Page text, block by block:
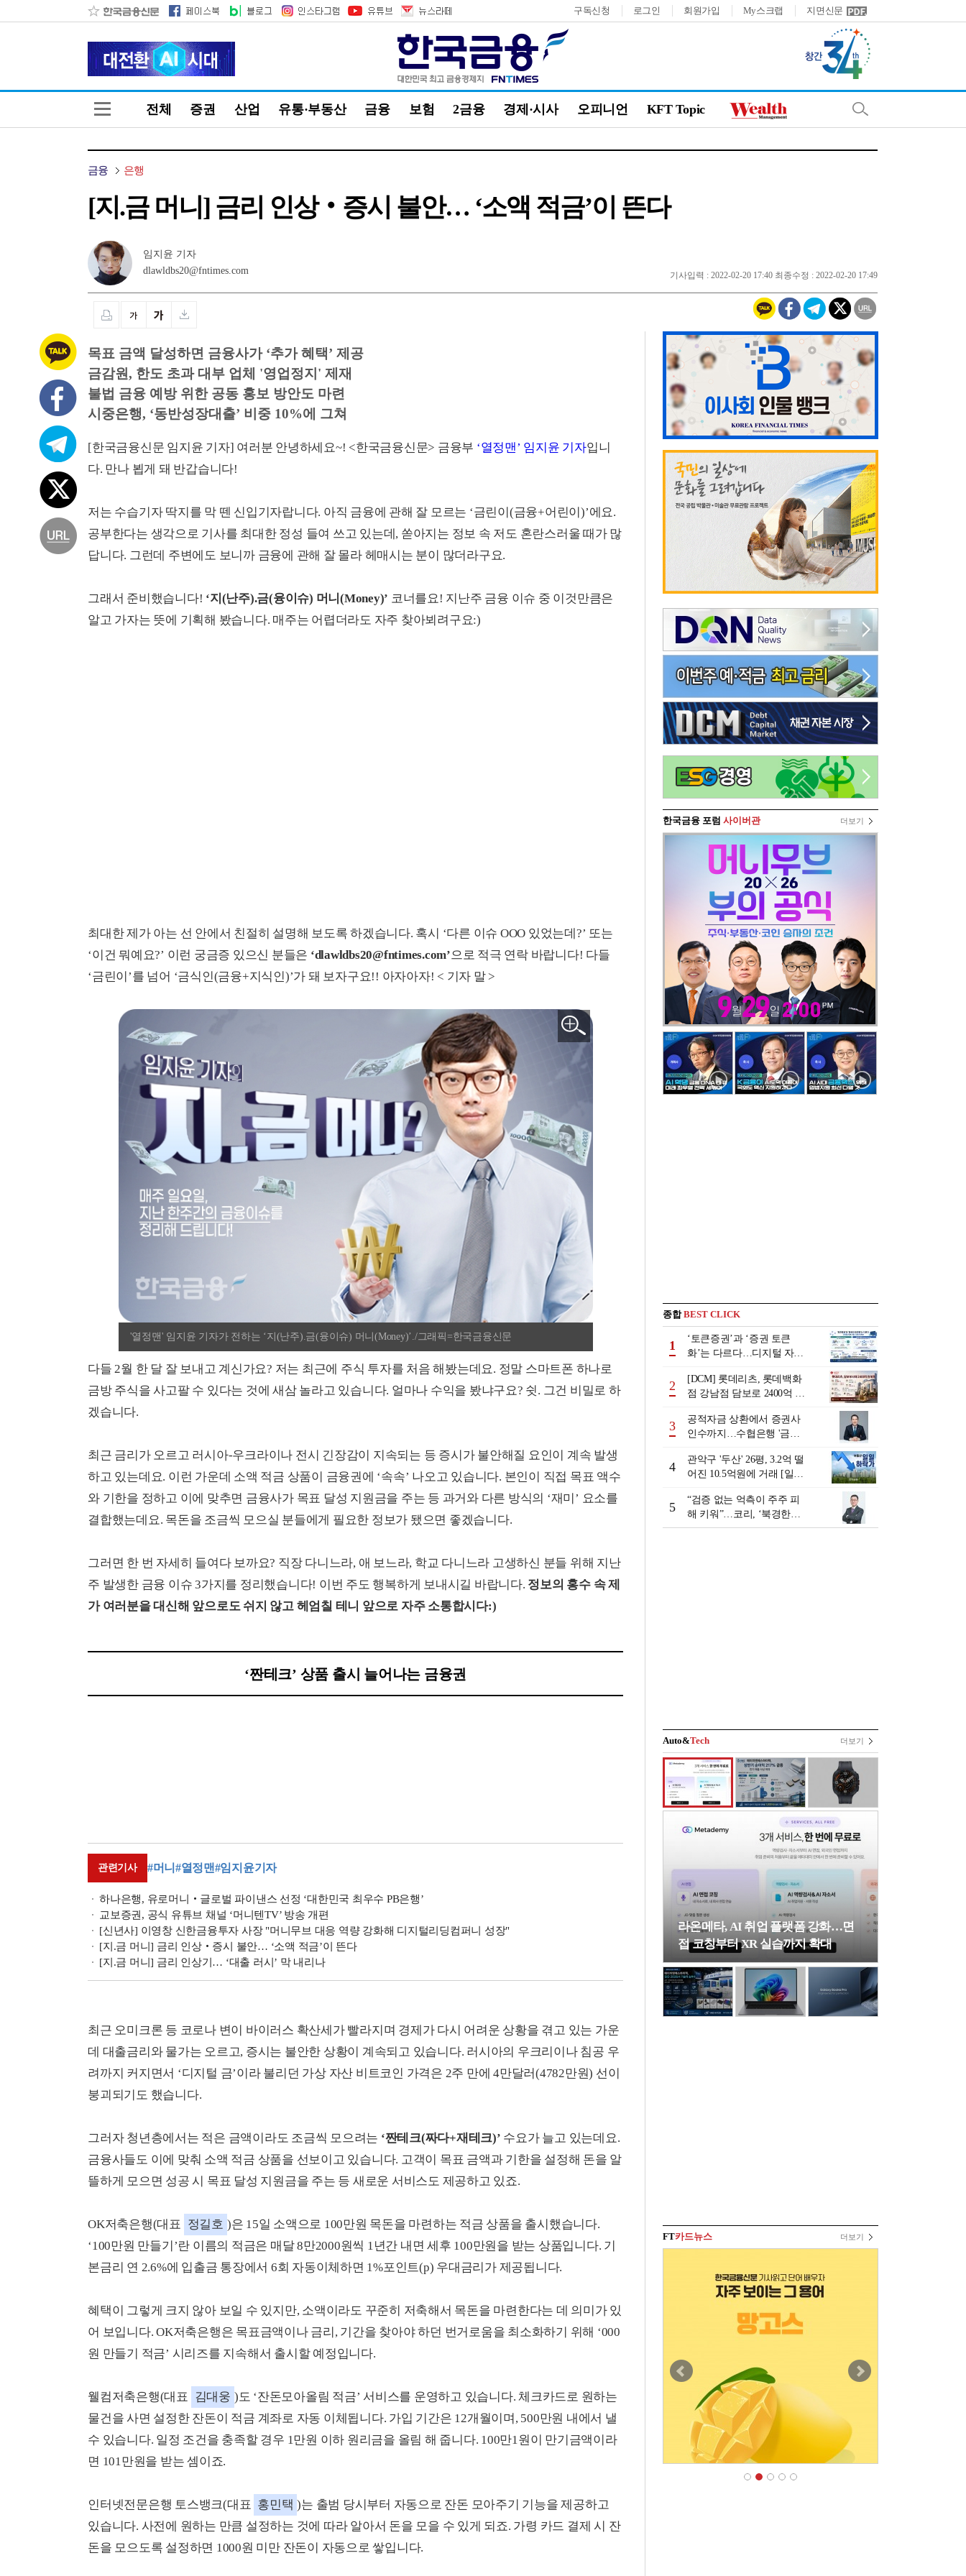
구독신청 로그인 회원가입 My스크랩 지면신문
전체 증권 산업 유통·부동산 금융 보험 2금융 경제·시사 오피니언 KFT Topic
금융 은행
[지.금 머니] 금리 인상‧증시 불안… ‘소액 적금’이 뜬다
임지윤 기자
dlawldbs20@fntimes.com
기사입력 : 2022-02-20 17:40 최종수정 : 2022-02-20 17:49
목표 금액 달성하면 금융사가 ‘추가 혜택’ 제공
금감원, 한도 초과 대부 업체 '영업정지' 제재
불법 금융 예방 위한 공동 홍보 방안도 마련
시중은행, ‘동반성장대출’ 비중 10%에 그쳐
[한국금융신문 임지윤 기자] 여러분 안녕하세요~! <한국금융신문> 금융부 ‘열정맨’ 임지윤 기자입니
다. 만나 뵙게 돼 반갑습니다!
저는 수습기자 딱지를 막 뗀 신입기자랍니다. 아직 금융에 관해 잘 모르는 ‘금린이(금융+어린이)’에요.
공부한다는 생각으로 기사를 최대한 정성 들여 쓰고 있는데, 쏟아지는 정보 속 저도 혼란스러울 때가 많
답니다. 그런데 주변에도 보니까 금융에 관해 잘 몰라 헤매시는 분이 많더라구요.
그래서 준비했습니다! ‘지(난주).금(융이슈) 머니(Money)’ 코너를요! 지난주 금융 이슈 중 이것만큼은
알고 가자는 뜻에 기획해 봤습니다. 매주는 어렵더라도 자주 찾아뵈려구요:)
최대한 제가 아는 선 안에서 친절히 설명해 보도록 하겠습니다. 혹시 ‘다른 이슈 OOO 있었는데?’ 또는
‘이건 뭐예요?’ 이런 궁금증 있으신 분들은 ‘dlawldbs20@fntimes.com’으로 적극 연락 바랍니다! 다들
‘금린이’를 넘어 ‘금식인(금융+지식인)’가 돼 보자구요!! 아자아자! < 기자 말 >
'열정맨' 임지윤 기자가 전하는 ‘지(난주).금(융이슈) 머니(Money)’./그래픽=한국금융신문
다들 2월 한 달 잘 보내고 계신가요? 저는 최근에 주식 투자를 처음 해봤는데요. 정말 스마트폰 하나로
금방 주식을 사고팔 수 있다는 것에 새삼 놀라고 있습니다. 얼마나 수익을 봤냐구요? 쉿. 그건 비밀로 하
겠습니다.
최근 금리가 오르고 러시아-우크라이나 전시 긴장감이 지속되는 등 증시가 불안해질 요인이 계속 발생
하고 있는데요. 이런 가운데 소액 적금 상품이 금융권에 ‘속속’ 나오고 있습니다. 본인이 직접 목표 액수
와 기한을 정하고 이에 맞추면 금융사가 목표 달성 지원금을 주는 등 과거와 다른 방식의 ‘재미’ 요소를
결합했는데요. 목돈을 조금씩 모으실 분들에게 필요한 정보가 됐으면 좋겠습니다.
그러면 한 번 자세히 들여다 보까요? 직장 다니느라, 애 보느라, 학교 다니느라 고생하신 분들 위해 지난
주 발생한 금융 이슈 3가지를 정리했습니다! 이번 주도 행복하게 보내시길 바랍니다. 정보의 홍수 속 제
가 여러분을 대신해 앞으로도 쉬지 않고 헤엄칠 테니 앞으로 자주 소통합시다:)
‘짠테크’ 상품 출시 늘어나는 금융권
관련기사 #머니 #열정맨#임지윤기자
하나은행, 유로머니‧글로벌 파이낸스 선정 ‘대한민국 최우수 PB은행’
교보증권, 공식 유튜브 채널 ‘머니텐TV’ 방송 개편
[신년사] 이영창 신한금융투자 사장 "머니무브 대응 역량 강화해 디지털리딩컴퍼니 성장"
[지.금 머니] 금리 인상‧증시 불안… ‘소액 적금’이 뜬다
[지.금 머니] 금리 인상기… ‘대출 러시’ 막 내리나
최근 오미크론 등 코로나 변이 바이러스 확산세가 빨라지며 경제가 다시 어려운 상황을 겪고 있는 가운
데 대출금리와 물가는 오르고, 증시는 불안한 상황이 계속되고 있습니다. 러시아의 우크리이나 침공 우
려까지 커지면서 ‘디지털 금’이라 불리던 가상 자산 비트코인 가격은 2주 만에 4만달러(4782만원) 선이
붕괴되기도 했습니다.
그러자 청년층에서는 적은 금액이라도 조금씩 모으려는 ‘짠테크(짜다+재테크)’ 수요가 늘고 있는데요.
금융사들도 이에 맞춰 소액 적금 상품을 선보이고 있습니다. 고객이 목표 금액과 기한을 설정해 돈을 알
뜰하게 모으면 성공 시 목표 달성 지원금을 주는 등 새로운 서비스도 제공하고 있죠.
OK저축은행(대표 정길호 )은 15일 소액으로 100만원 목돈을 마련하는 적금 상품을 출시했습니다.
‘100만원 만들기’란 이름의 적금은 매달 8만2000원씩 1년간 내면 세후 100만원을 받는 상품입니다. 기
본금리 연 2.6%에 입출금 통장에서 6회 자동이체하면 1%포인트(p) 우대금리가 제공됩니다.
혜택이 그렇게 크지 않아 보일 수 있지만, 소액이라도 꾸준히 저축해서 목돈을 마련한다는 데 의미가 있
어 보입니다. OK저축은행은 목표금액이나 금리, 기간을 찾아야 하던 번거로움을 최소화하기 위해 ‘000
원 만들기 적금’ 시리즈를 지속해서 출시할 예정입니다.
웰컴저축은행(대표 김대웅 )도 ‘잔돈모아올림 적금’ 서비스를 운영하고 있습니다. 체크카드로 원하는
물건을 사면 설정한 잔돈이 적금 계좌로 자동 이체됩니다. 가입 기간은 12개월이며, 500만원 내에서 낼
수 있습니다. 일정 조건을 충족할 경우 1만원 이하 원리금을 올림 해 줍니다. 100만1원이 만기금액이라
면 101만원을 받는 셈이죠.
인터넷전문은행 토스뱅크(대표 홍민택 )는 출범 당시부터 자동으로 잔돈 모아주기 기능을 제공하고
있습니다. 사전에 원하는 만큼 설정하는 것에 따라 알아서 돈을 모을 수 있게 되죠. 가령 카드 결제 시 잔
돈을 모으도록 설정하면 1000원 미만 잔돈이 자동으로 쌓입니다.
한국금융 포럼 사이버관 더보기
종합BEST CLICK
1
‘토큰증권’과 ‘증권 토큰
화’는 다르다…디지털 자본
2
[DCM] 롯데리츠, 롯데백화
점 강남점 담보로 2400억 조
3
공적자금 상환에서 증권사
인수까지…수협은행 '금융
행 금융그룹의 꿈①]
4
관악구 '두산' 26평, 3.2억 떨
어진 10.5억원에 거래 [일일
5
“검증 없는 억측이 주주 피
해 키워”…코리, ‘북경한미
미수채권 논란’ 정면 반박
Auto&Tech 더보기
라온메타, AI 취업 플랫폼 강화…면
접 코칭부터 XR 실습까지 확대
FT카드뉴스 더보기